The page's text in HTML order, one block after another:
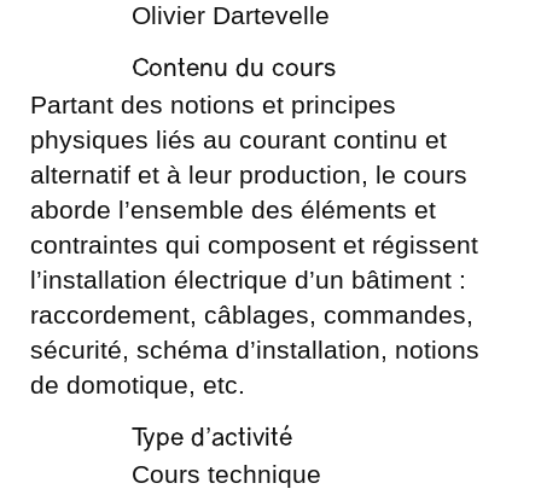
Olivier Dartevelle
Contenu du cours
Partant des notions et principes
physiques liés au courant continu et
alternatif et à leur production, le cours
aborde l’ensemble des éléments et
contraintes qui composent et régissent
l’installation électrique d’un bâtiment :
raccordement, câblages, commandes,
sécurité, schéma d’installation, notions
de domotique, etc.
Type d’activité
Cours technique